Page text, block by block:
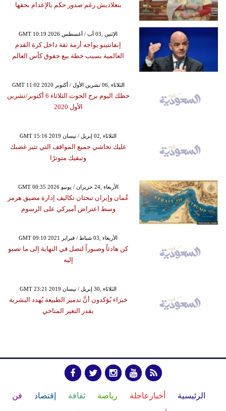
بنغلاديش رغم صدور حكم بالإعدام بحقها
GMT 10:19 2026 الإثنين ,03 آب / أغسطس
إنفانتينو يواجه أزمة ثقة داخل كرة القدم
العالمية بسبب خطة بيع حقوق كأس العالم
GMT 11:02 2020 الثلاثاء ,06 تشرين الأول / أكتوبر
حظك اليوم برج الحوت الثلاثاء 6 أكتوبر/تشرين
الأول 2020
GMT 15:16 2019 الثلاثاء ,02 إبريل / نيسان
عليك تحاشي جميع المواقف التي تثير غضبك
وتبقيك متوترًا
GMT 00:35 2026 الأربعاء ,24 حزيران / يونيو
عُمان وإيران تبحثان تكاليف إدارة مضيق هرمز
وسط اعتراض أميركي على الرسوم
GMT 09:10 2021 الأربعاء ,03 شباط / فبراير
كن هادئاً وصبوراً لتصل في النهاية إلى ما تصبو
إليه
GMT 23:21 2019 الثلاثاء ,30 إبريل / نيسان
خبراء يُؤكدون أنَّ تدمير الطبيعة يُهدد البشرية
بقدر التغير المناخي
الرئيسية أخبارعاجلة رياضة ثقافة إقتصاد فن